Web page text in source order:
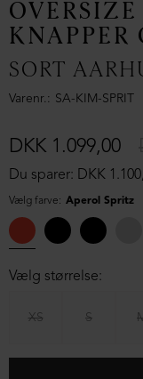
KNAPPER
SORT
Varenr. SA-KIM-SPRIT
Du sparer: DKK
DKK 1.099,00
Vælg farve: Aperol Spritz
Vælg størrelse:
XS S